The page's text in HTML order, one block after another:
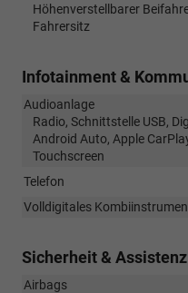
Höhenverstellbarer
Fahrersitz
Infotainment &
Audioanlage
Radio, Schnittstelle USB,
Android Auto, Apple
Touchscreen
Telefon
Volldigitales
Sicherheit & Assistenz
Airbags